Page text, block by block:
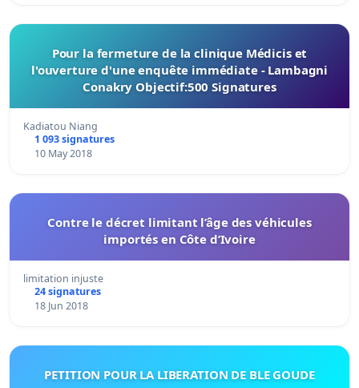
Pour la fermeture de la clinique Médicis et
l'ouverture d'une enquête immédiate - Lambagni
Conakry Objectif:500 Signatures
Kadiatou Niang
1 093 signatures
10 May 2018
Contre le décret limitant l’âge des véhicules
importés en Côte d’Ivoire
limitation injuste
24 signatures
18 Jun 2018
PETITION POUR LA LIBERATION DE BLE GOUDE